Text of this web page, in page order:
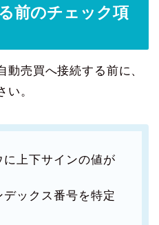
前のチェック項
売買へ接続する前に、
い。
上下サインの値が
ックス番号を特定